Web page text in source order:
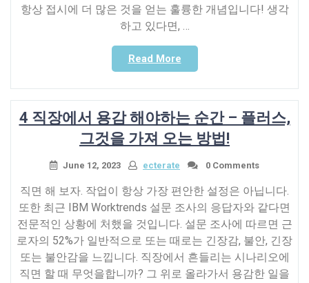
항상 접시에 더 많은 것을 얻는 훌륭한 개념입니다! 생각
하고 있다면, …
Read More“5
가
지
방
법
채
식
국
패
턴”
4 직장에서 용감 해야하는 순간 – 플러스,
그것을 가져 오는 방법!
June 12, 2023 ecterate 0 Comments
직면 해 보자. 작업이 항상 가장 편안한 설정은 아닙니다.
또한 최근 IBM Worktrends 설문 조사의 응답자와 같다면
전문적인 상황에 처했을 것입니다. 설문 조사에 따르면 근
로자의 52%가 일반적으로 또는 때로는 긴장감, 불안, 긴장
또는 불안감을 느낍니다. 직장에서 흔들리는 시나리오에
직면 할 때 무엇을합니까? 그 위로 올라가서 용감한 일을